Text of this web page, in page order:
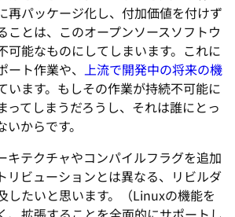
再パッケージ化し、付加価値を付けず
ことは、このオープンソースソフトウ
可能なものにしてしまいます。これに
ト作業や、 上流で開発中の将来の機
います。もしその作業が持続不可能に
ってしまうだろうし、それは誰にとっ
からです。
キテクチャやコンパイルフラグを追加
リビューションとは異なる、リビルダ
したいと思います。（Linuxの機能を